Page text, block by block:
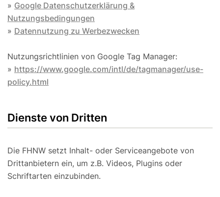
» Google Datenschutzerklärung &
Nutzungsbedingungen
» Datennutzung zu Werbezwecken
Nutzungsrichtlinien von Google Tag Manager:
» https://www.google.com/intl/de/tagmanager/use-
policy.html
Dienste von Dritten
Die FHNW setzt Inhalt- oder Serviceangebote von
Drittanbietern ein, um z.B. Videos, Plugins oder
Schriftarten einzubinden.